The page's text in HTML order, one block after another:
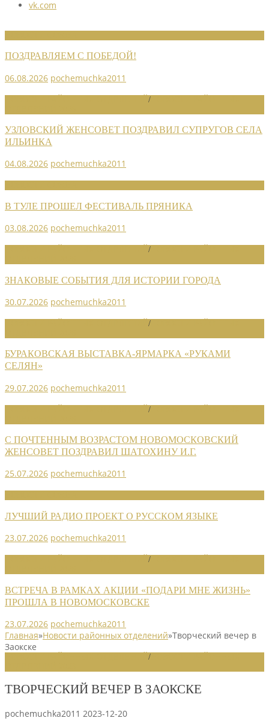
vk.com
ПОЗДРАВЛЯЕМ С ПОБЕДОЙ!
06.08.2026 pochemuchka2011
/
УЗЛОВСКИЙ ЖЕНСОВЕТ ПОЗДРАВИЛ СУПРУГОВ СЕЛА
ИЛЬИНКА
04.08.2026 pochemuchka2011
В ТУЛЕ ПРОШЕЛ ФЕСТИВАЛЬ ПРЯНИКА
03.08.2026 pochemuchka2011
/
ЗНАКОВЫЕ СОБЫТИЯ ДЛЯ ИСТОРИИ ГОРОДА
30.07.2026 pochemuchka2011
/
БУРАКОВСКАЯ ВЫСТАВКА-ЯРМАРКА «РУКАМИ
СЕЛЯН»
29.07.2026 pochemuchka2011
/
С ПОЧТЕННЫМ ВОЗРАСТОМ НОВОМОСКОВСКИЙ
ЖЕНСОВЕТ ПОЗДРАВИЛ ШАТОХИНУ И.Г.
25.07.2026 pochemuchka2011
ЛУЧШИЙ РАДИО ПРОЕКТ О РУССКОМ ЯЗЫКЕ
23.07.2026 pochemuchka2011
/
ВСТРЕЧА В РАМКАХ АКЦИИ «ПОДАРИ МНЕ ЖИЗНЬ»
ПРОШЛА В НОВОМОСКОВСКЕ
23.07.2026 pochemuchka2011
Главная»Новости районных отделений»Творческий вечер в
Заокске
/
ТВОРЧЕСКИЙ ВЕЧЕР В ЗАОКСКЕ
pochemuchka2011 2023-12-20